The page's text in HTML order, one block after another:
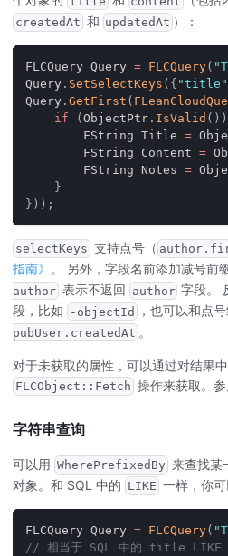
createdAt 和 updatedAt ）：
FLCQuery Query = FLCQuery(
Query . SetSelectKeys ( { "title"
Query . GetFirst (
if
( ObjectPtr . IsValid ( ) )
        FString Title
=
        FString Content
=
        FString Notes
=
}
} ) ) ;
selectKeys 支持点号（
指南》 。 另外，字段名前添加减号前
author表示不返回 author 字段。
段，比如
-objectId ，也可以和点
pubUser.createdAt 。
对于未获取的属性，可以通过对结果
FLCObject::Fetch 操作来获取。
字符串查询
可以用 WherePrefixedBy 来查找某
对象。和 SQL 中的 LIKE 一样，你
FLCQuery Query = FLCQuery(
// 相当于 SQL 中的 title LIKE